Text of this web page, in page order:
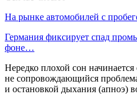
На рынке автомобилей с
Германия фиксирует спад
фоне…
Нередко плохой сон
не сопровождающийся
и остановкой дыхания (апноэ)